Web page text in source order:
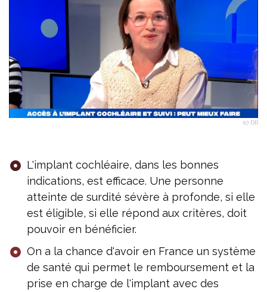
(c) DR
L'implant cochléaire, dans les bonnes
indications, est efficace. Une personne
atteinte de surdité sévère à profonde, si elle
est éligible, si elle répond aux critères, doit
pouvoir en bénéficier.
On a la chance d'avoir en France un système
de santé qui permet le remboursement et la
prise en charge de l'implant avec des